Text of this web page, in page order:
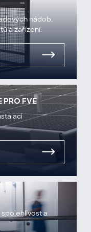
nádob,
a zařízení.
PRO FVE
a